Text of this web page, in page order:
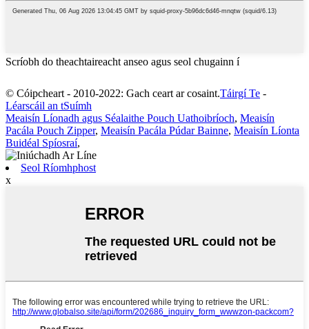
Scríobh do theachtaireacht anseo agus seol chugainn í
© Cóipcheart - 2010-2022: Gach ceart ar cosaint.Táirgí Te -
Léarscáil an tSuímh
Meaisín Líonadh agus Séalaithe Pouch Uathoibríoch, Meaisín
Pacála Pouch Zipper, Meaisín Pacála Púdar Bainne, Meaisín Líonta
Buidéal Spíosraí,
Seol Ríomhphost
x